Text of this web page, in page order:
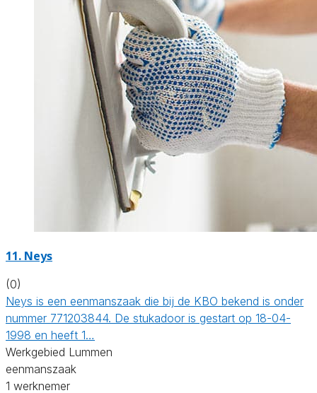
11. Neys
(0)
Neys is een eenmanszaak die bij de KBO bekend is onder
nummer 771203844. De stukadoor is gestart op 18-04-
1998 en heeft 1…
Werkgebied Lummen
eenmanszaak
1 werknemer